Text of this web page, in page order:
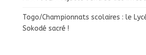
Togo/Championnats scolaires : le
Sokodé sacré !